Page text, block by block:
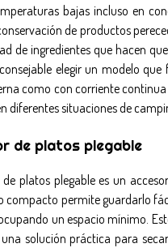
bajas incluso en
de productos
de ingredientes que hacen
elegir un modelo
como con corriente
diferentes situaciones de
de platos plegable
platos plegable es un
compacto permite guardarlo
un espacio mínimo.
solución práctica para